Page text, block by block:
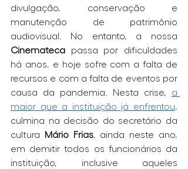
divulgação, conservação e
manutenção de patrimônio
Cinemateca passa por dificuldades
há anos, e hoje sofre com a falta de
recursos e com a falta de eventos por
causa da pandemia. Nesta crise, a
maior que a instituição já enfrentou,
culmina na decisão do secretário da
cultura Mário Frias, ainda neste ano,
em demitir todos os funcionários da
instituição, inclusive aqueles